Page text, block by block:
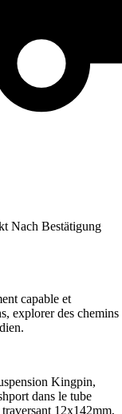
Nach Bestätigung
capable et
explorer des chemins
Kingpin,
dans le tube
12x142mm,